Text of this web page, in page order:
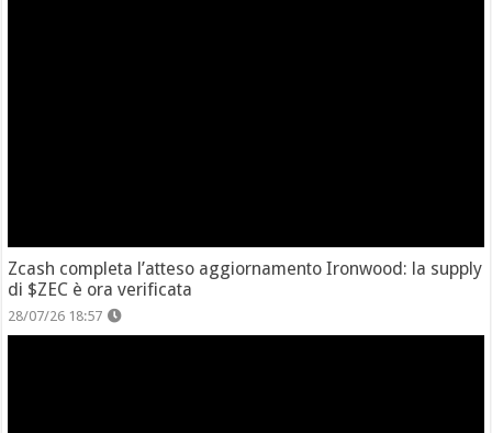
Zcash completa l’atteso aggiornamento Ironwood: la supply
di $ZEC è ora verificata
28/07/26 18:57